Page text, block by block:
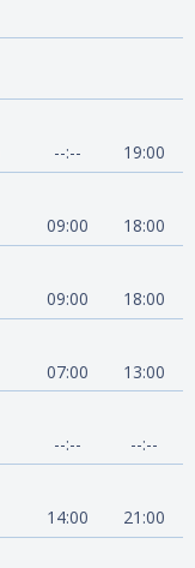
--:--
19:00
09:00
18:00
09:00
18:00
07:00
13:00
--:--
--:--
14:00
21:00